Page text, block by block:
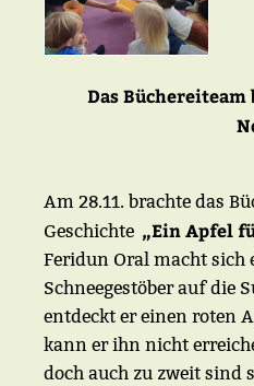
Das
Am 28.11. brachte das
Geschichte „Ein Apfel
Feridun Oral macht
Schneegestöber auf die
entdeckt er einen roten
kann er ihn nicht
doch auch zu zweit sind